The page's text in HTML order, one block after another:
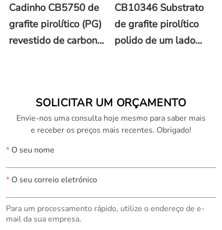
Cadinho CB5750 de
grafite pirolítico (PG)
revestido de carbono
CB10346 Substrato
de grafite pirolítico
polido de um lado
SOLICITAR UM ORÇAMENTO
Envie-nos uma consulta hoje mesmo para saber mais
e receber os preços mais recentes. Obrigado!
*O seu nome
*O seu correio eletrónico
Para um processamento rápido, utilize o endereço de e-
mail da sua empresa.